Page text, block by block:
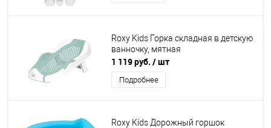
Roxy Kids Горка складная в детскую
ванночку, мятная
1 119 руб. / шт
Подробнее
Roxy Kids Дорожный горшок